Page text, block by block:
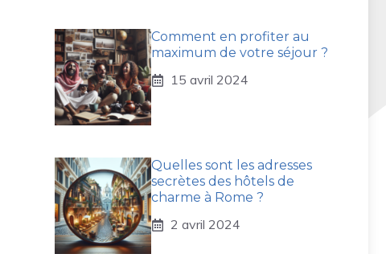
Comment en profiter au
maximum de votre séjour ?
15 avril 2024
Quelles sont les adresses
secrètes des hôtels de
charme à Rome ?
2 avril 2024